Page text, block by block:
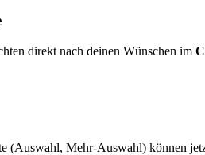
direkt nach deinen Wünschen im
(Auswahl, Mehr-Auswahl) können